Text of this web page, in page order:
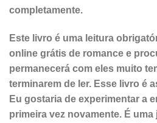
completamente.
Este livro é uma leitura
online grátis de romance e
permanecerá com eles muito
terminarem de ler. Esse livro é
Eu gostaria de experimentar a
primeira vez novamente. É uma